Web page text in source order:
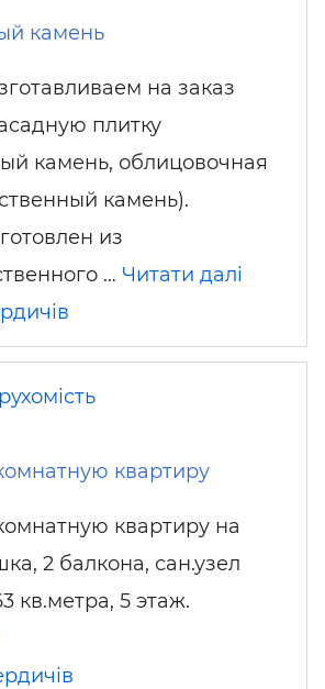
камень
на заказ
плитку
камень, облицовочная
камень).
из
… Читати далі
квартиру
квартиру на
2 балкона, сан.узел
кв.метра, 5 этаж.